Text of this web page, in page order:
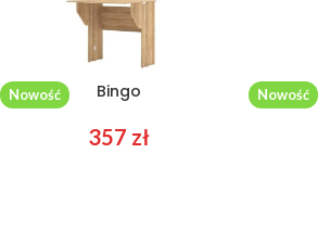
Bingo
357 zł
Nowość Nowość